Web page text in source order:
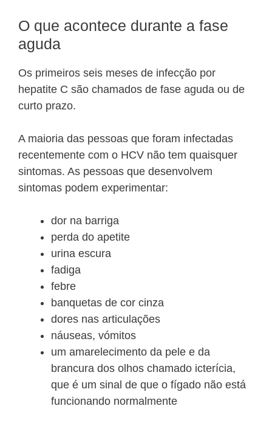
O que acontece durante a fase
aguda
Os primeiros seis meses de infecção por
hepatite C são chamados de fase aguda ou de
curto prazo.
A maioria das pessoas que foram infectadas
recentemente com o HCV não tem quaisquer
sintomas. As pessoas que desenvolvem
sintomas podem experimentar:
dor na barriga
perda do apetite
urina escura
fadiga
febre
banquetas de cor cinza
dores nas articulações
náuseas, vómitos
um amarelecimento da pele e da
brancura dos olhos chamado icterícia,
que é um sinal de que o fígado não está
funcionando normalmente